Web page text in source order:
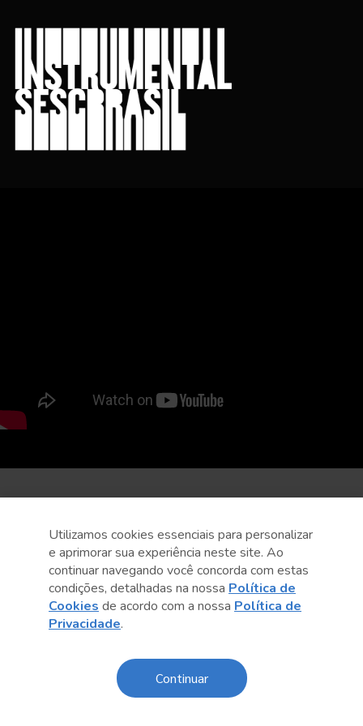
Utilizamos cookies essenciais para personalizar
e aprimorar sua experiência neste site. Ao
continuar navegando você concorda com estas
condições, detalhadas na nossa Política de
Cookies de acordo com a nossa Política de
Privacidade.
Continuar